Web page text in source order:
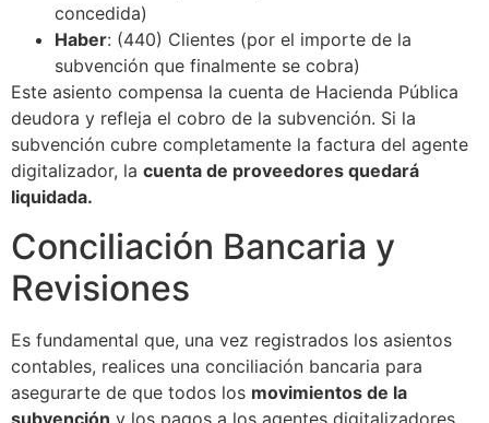
concedida)
Haber: (440) Clientes (por el importe de la
subvención que finalmente se cobra)
Este asiento compensa la cuenta de Hacienda Pública
deudora y refleja el cobro de la subvención. Si la
subvención cubre completamente la factura del agente
digitalizador, la cuenta de proveedores quedará
liquidada.
Conciliación Bancaria y
Revisiones
Es fundamental que, una vez registrados los asientos
contables, realices una conciliación bancaria para
asegurarte de que todos los movimientos de la
subvención y los pagos a los agentes digitalizadores